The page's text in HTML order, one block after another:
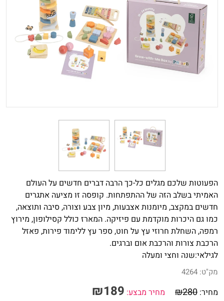
הפעוטות שלכם מגלים כל-כך הרבה דברים חדשים על העולם
האמיתי בשלב הזה של ההתפתחות. קופסה זו מציעה אתגרים
חדשים במקצב, מיומנות אצבעות, מיון צבע וצורה, סיבה ותוצאה,
כמו גם היכרות מוקדמת עם פיזיקה. המארז כולל קסילופון, מירוץ
רמפה, השחלת חרוזי עץ על חוט, ספר עץ ללימוד פירות, פאזל
הרכבת צורות והרכבת אום וברגים.
לגילאי:שנה וחצי ומעלה
מק"ט: 4264
מחיר: ₪280 מחיר מבצע: ₪189